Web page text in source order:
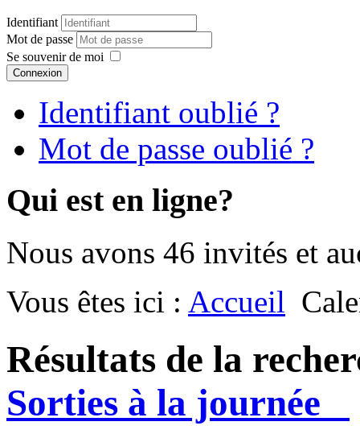
Identifiant
Mot de passe
Se souvenir de moi
Connexion
Identifiant oublié ?
Mot de passe oublié ?
Qui est en ligne?
Nous avons 46 invités et
Vous êtes ici : Accueil
Résultats de la
Sorties à la journée